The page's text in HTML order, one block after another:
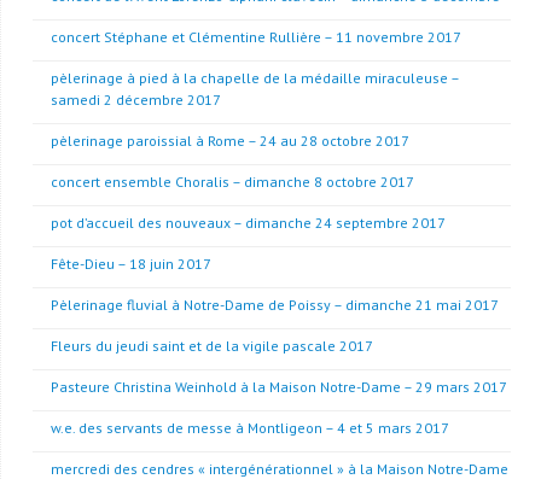
concert Stéphane et Clémentine Rullière – 11 novembre 2017
pèlerinage à pied à la chapelle de la médaille miraculeuse –
samedi 2 décembre 2017
pèlerinage paroissial à Rome – 24 au 28 octobre 2017
concert ensemble Choralis – dimanche 8 octobre 2017
pot d’accueil des nouveaux – dimanche 24 septembre 2017
Fête-Dieu – 18 juin 2017
Pèlerinage fluvial à Notre-Dame de Poissy – dimanche 21 mai 2017
Fleurs du jeudi saint et de la vigile pascale 2017
Pasteure Christina Weinhold à la Maison Notre-Dame – 29 mars 2017
w.e. des servants de messe à Montligeon – 4 et 5 mars 2017
mercredi des cendres « intergénérationnel » à la Maison Notre-Dame